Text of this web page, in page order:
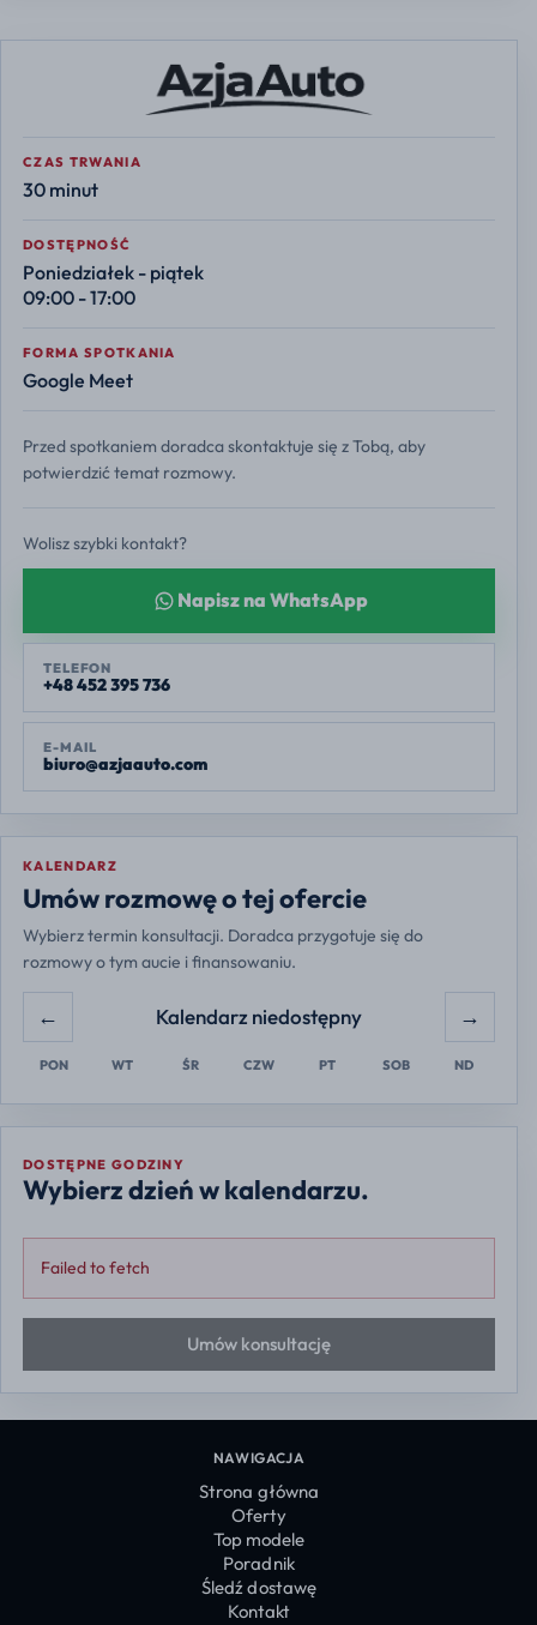
CZAS TRWANIA
30 minut
DOSTĘPNOŚĆ
Poniedziałek - piątek
09:00 - 17:00
FORMA SPOTKANIA
Google Meet
Przed spotkaniem doradca skontaktuje się z Tobą, aby
potwierdzić temat rozmowy.
Wolisz szybki kontakt?
Napisz na WhatsApp
TELEFON
+48 452 395 736
E-MAIL
biuro@azjaauto.com
KALENDARZ
Umów rozmowę o tej ofercie
Wybierz termin konsultacji. Doradca przygotuje się do
rozmowy o tym aucie i finansowaniu.
Europe/Warsaw
← Kalendarz niedostępny →
PON WT ŚR CZW PT SOB ND
DOSTĘPNE GODZINY
Wybierz dzień w kalendarzu.
Failed to fetch
Umów konsultację
NAWIGACJA
Strona główna
Oferty
Top modele
Poradnik
Śledź dostawę
Kontakt